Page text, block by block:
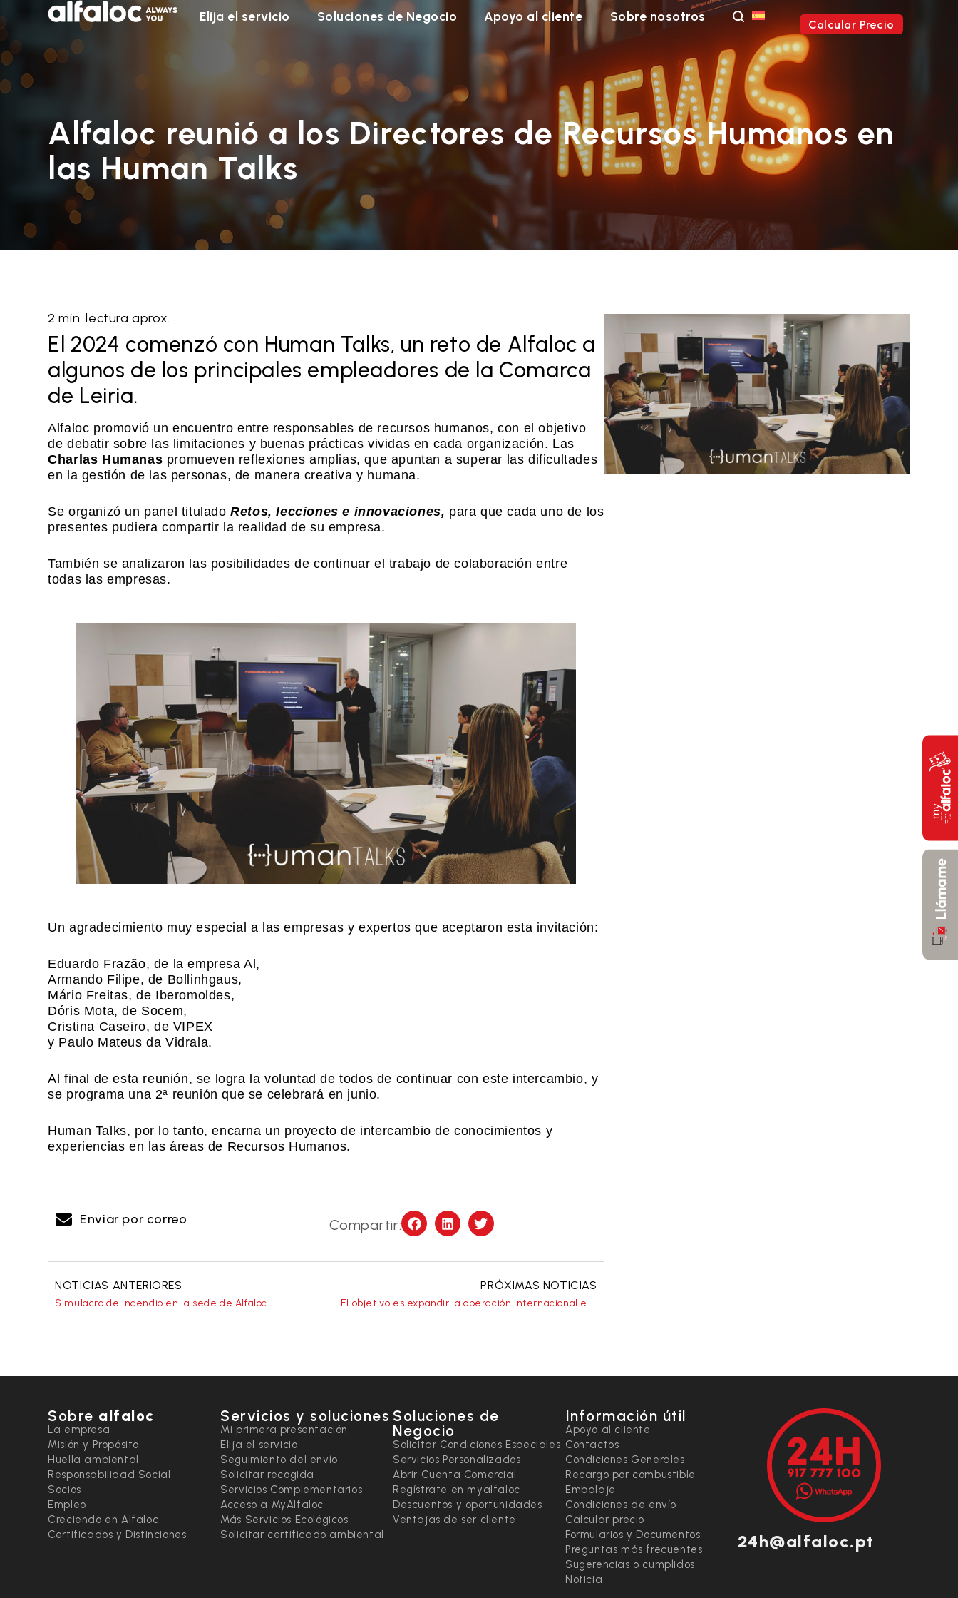
Elija el servicio Soluciones de Negocio Apoyo al cliente Sobre nosotros
Calcular Precio
Alfaloc reunió a los Directores de Recursos Humanos en
las Human Talks
2 min. lectura aprox.
El 2024 comenzó con Human Talks, un reto de Alfaloc a
algunos de los principales empleadores de la Comarca
de Leiria.
Alfaloc promovió un encuentro entre responsables de recursos humanos, con el objetivo
de debatir sobre las limitaciones y buenas prácticas vividas en cada organización. Las
Charlas Humanas promueven reflexiones amplias, que apuntan a superar las dificultades
en la gestión de las personas, de manera creativa y humana.
Se organizó un panel tituladoRetos, lecciones e innovaciones, para que cada uno de los
presentes pudiera compartir la realidad de su empresa.
También se analizaron las posibilidades de continuar el trabajo de colaboración entre
todas las empresas.
Un agradecimiento muy especial a las empresas y expertos que aceptaron esta invitación:
Eduardo Frazão, de la empresa Al,
Armando Filipe, de Bollinhgaus,
Mário Freitas, de Iberomoldes,
Dóris Mota, de Socem,
Cristina Caseiro, de VIPEX
y Paulo Mateus da Vidrala.
Al final de esta reunión, se logra la voluntad de todos de continuar con este intercambio, y
se programa una 2ª reunión que se celebrará en junio.
Human Talks, por lo tanto, encarna un proyecto de intercambio de conocimientos y
experiencias en las áreas de Recursos Humanos.
Enviar por correo Compartir:
NOTICIAS ANTERIORES
Simulacro de incendio en la sede de Alfaloc
PRÓXIMAS NOTICIAS
El objetivo es expandir la operación internacional en Europa.
Sobre alfaloc
La empresa
Misión y Propósito
Huella ambiental
Responsabilidad Social
Socios
Empleo
Creciendo en Alfaloc
Certificados y Distinciones
Servicios y soluciones
Mi primera presentación
Elija el servicio
Seguimiento del envío
Solicitar recogida
Servicios Complementarios
Acceso a MyAlfaloc
Más Servicios Ecológicos
Solicitar certificado ambiental
Soluciones de
Negocio
Solicitar Condiciones Especiales
Servicios Personalizados
Abrir Cuenta Comercial
Regístrate en myalfaloc
Descuentos y oportunidades
Ventajas de ser cliente
Información útil
Apoyo al cliente
Contactos
Condiciones Generales
Recargo por combustible
Embalaje
Condiciones de envío
Calcular precio
Formularios y Documentos
Preguntas más frecuentes
Sugerencias o cumplidos
Noticia
24h@alfaloc.pt